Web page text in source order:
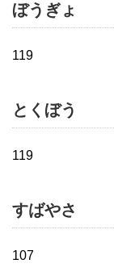
ぼうぎょ
119
とくぼう
119
すばやさ
107